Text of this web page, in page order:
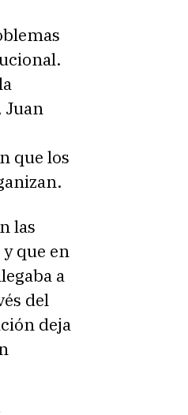
Juan
que los
las
que en
a
del
deja